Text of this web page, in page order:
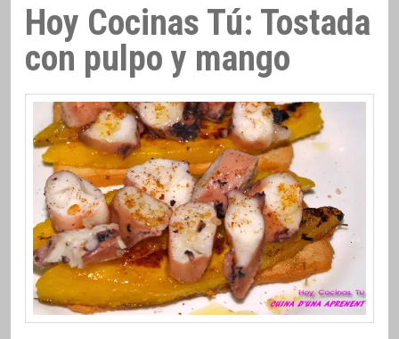
Hoy Cocinas Tú: Tostada
con pulpo y mango